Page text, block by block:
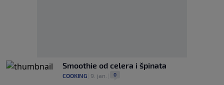
Smoothie od celera i špinata
COOKING 9. jan. 0